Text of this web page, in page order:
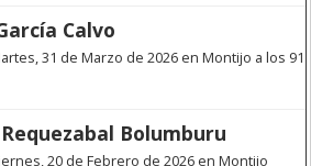
Calvo
31 de Marzo de 2026 en Montijo a los 91
Bolumburu
20 de Febrero de 2026 en Montijo